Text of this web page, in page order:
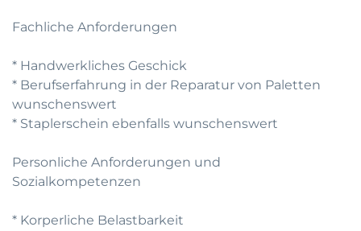
Fachliche Anforderungen
* Handwerkliches Geschick
* Berufserfahrung in der Reparatur von Paletten
wunschenswert
* Staplerschein ebenfalls wunschenswert
Personliche Anforderungen und
Sozialkompetenzen
* Korperliche Belastbarkeit